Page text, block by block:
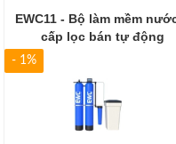
EWC11 - Bộ làm mềm
cấp lọc bán tự động
- 1%